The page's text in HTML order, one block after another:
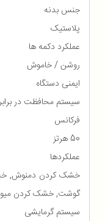
جنس بدنه
پلاستیک
عملکرد دکمه ها
روشن / خاموش
ایمنی دستگاه
سیستم محافظت در
فرکانس
50 هرتز
عملکردها
خشک کردن دمنوش,
گوشت, خشک کردن
سیستم گرمایشی